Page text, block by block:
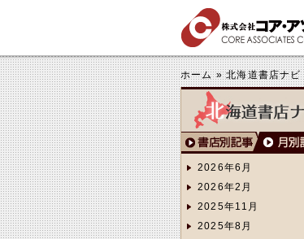
ホーム»北海道書店ナビ
2026年6月
2026年2月
2025年11月
2025年8月